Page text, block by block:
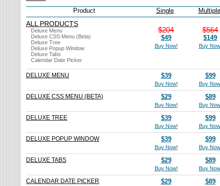
Product Single Multiple
ALL PRODUCTS
Deluxe Menu
Deluxe CSS Menu (Beta)
Deluxe Tree
Deluxe Popup Window
Deluxe Tabs
Calendar Date Picker
$204
$49
Buy Now!
$564
$149
Buy
DELUXE MENU $39
Buy Now!
$99
Buy
DELUXE CSS MENU (BETA) $29
Buy Now!
$89
Buy
DELUXE TREE $39
Buy Now!
$99
Buy
DELUXE POPUP WINDOW $39
Buy Now!
$99
Buy
DELUXE TABS $29
Buy Now!
$89
Buy
CALENDAR DATE PICKER $29 $89